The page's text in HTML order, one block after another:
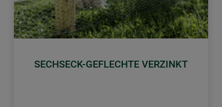
SECHSECK-GEFLECHTE VERZINKT
Zurück Weiter